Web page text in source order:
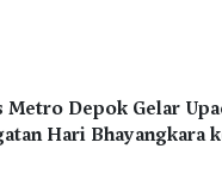
Metro Depok Gelar
Hari Bhayangkara